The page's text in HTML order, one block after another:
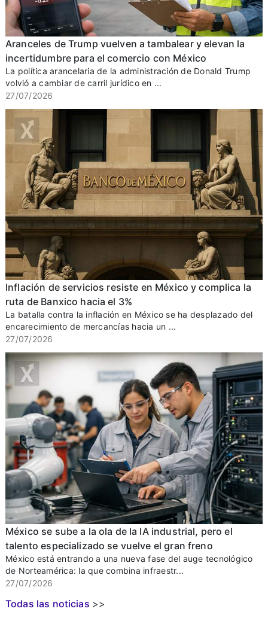
Aranceles de Trump vuelven a tambalear y elevan la
incertidumbre para el comercio con México
La política arancelaria de la administración de Donald Trump
volvió a cambiar de carril jurídico en ...
27/07/2026
Inflación de servicios resiste en México y complica la
ruta de Banxico hacia el 3%
La batalla contra la inflación en México se ha desplazado del
encarecimiento de mercancías hacia un ...
27/07/2026
México se sube a la ola de la IA industrial, pero el
talento especializado se vuelve el gran freno
México está entrando a una nueva fase del auge tecnológico
de Norteamérica: la que combina infraestr...
27/07/2026
Todas las noticias >>